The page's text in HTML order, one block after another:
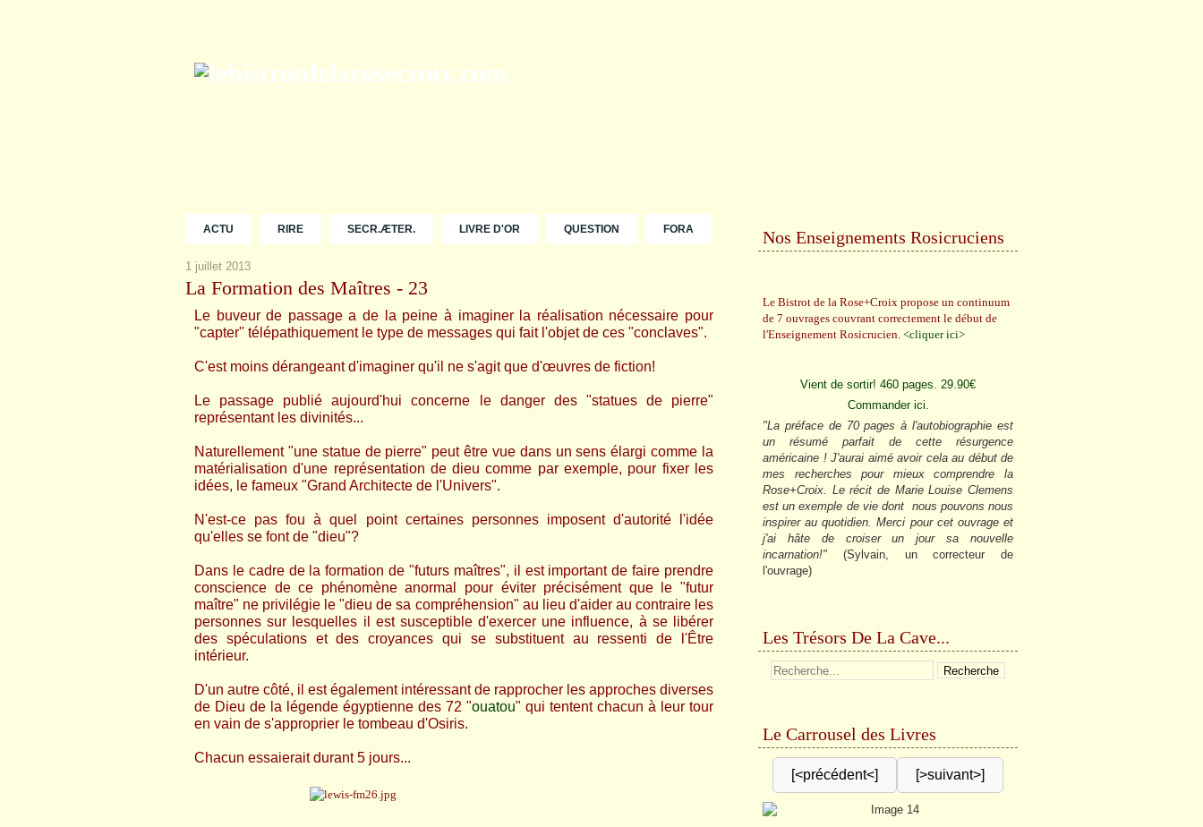
ACTU RIRE SECR.ÆTER. LIVRE D'OR QUESTION FORA
1 juillet 2013
La Formation des Maîtres - 23
Le buveur de passage a de la peine à imaginer la réalisation nécessaire pour
"capter" télépathiquement le type de messages qui fait l'objet de ces "conclaves".
C'est moins dérangeant d'imaginer qu'il ne s'agit que d'œuvres de fiction!
Le passage publié aujourd'hui concerne le danger des "statues de pierre"
représentant les divinités...
Naturellement "une statue de pierre" peut être vue dans un sens élargi comme la
matérialisation d'une représentation de dieu comme par exemple, pour fixer les
idées, le fameux "Grand Architecte de l'Univers".
N'est-ce pas fou à quel point certaines personnes imposent d'autorité l'idée
qu'elles se font de "dieu"?
Dans le cadre de la formation de "futurs maîtres", il est important de faire prendre
conscience de ce phénomène anormal pour éviter précisément que le "futur
maître" ne privilégie le "dieu de sa compréhension" au lieu d'aider au contraire les
personnes sur lesquelles il est susceptible d'exercer une influence, à se libérer
des spéculations et des croyances qui se substituent au ressenti de l'Être
intérieur.
D'un autre côté, il est également intéressant de rapprocher les approches diverses
de Dieu de la légende égyptienne des 72 "ouatou" qui tentent chacun à leur tour
en vain de s'approprier le tombeau d'Osiris.
Chacun essaierait durant 5 jours...
Nos Enseignements Rosicruciens
Le Bistrot de la Rose+Croix propose un continuum
de 7 ouvrages couvrant correctement le début de
l'Enseignement Rosicrucien. <cliquer ici>
Vient de sortir! 460 pages. 29.90€
Commander ici.
"La préface de 70 pages à l'autobiographie est
un résumé parfait de cette résurgence
américaine ! J'aurai aimé avoir cela au début de
mes recherches pour mieux comprendre la
Rose+Croix. Le récit de Marie Louise Clemens
est un exemple de vie dont nous pouvons nous
inspirer au quotidien. Merci pour cet ouvrage et
j'ai hâte de croiser un jour sa nouvelle
incarnation!" (Sylvain, un correcteur de
l'ouvrage)
Les Trésors De La Cave...
Le Carrousel des Livres
[<précédent<] [>suivant>]